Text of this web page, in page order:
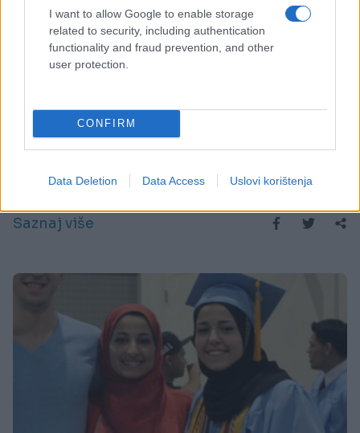
I want to allow Google to enable storage
related to security, including authentication
functionality and fraud prevention, and other
user protection.
CONFIRM
Data Deletion Data Access Uslovi korištenja
SVIJET
Sigurno je da se bliži ISIL-ov kraj!
Saznaj više